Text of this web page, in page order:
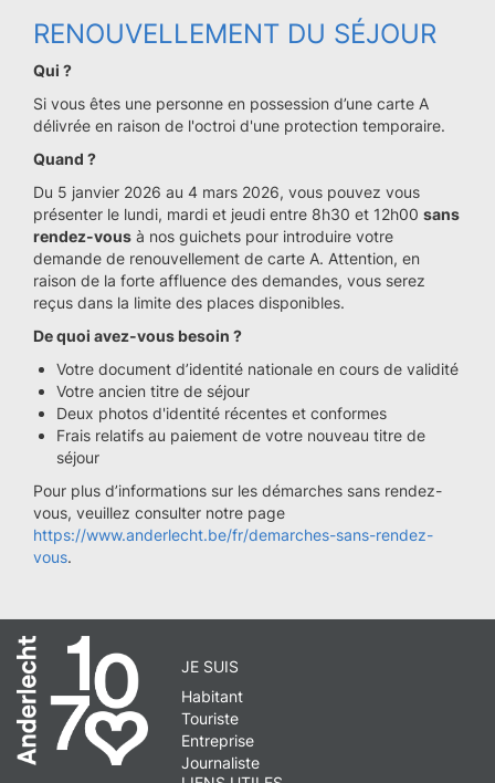
RENOUVELLEMENT DU SÉJOUR
Qui ?
Si vous êtes une personne en possession d’une carte A
délivrée en raison de l'octroi d'une protection temporaire.
Quand ?
Du 5 janvier 2026 au 4 mars 2026, vous pouvez vous
présenter le lundi, mardi et jeudi entre 8h30 et 12h00 sans
rendez-vous à nos guichets pour introduire votre
demande de renouvellement de carte A. Attention, en
raison de la forte affluence des demandes, vous serez
reçus dans la limite des places disponibles.
De quoi avez-vous besoin ?
Votre document d’identité nationale en cours de validité
Votre ancien titre de séjour
Deux photos d'identité récentes et conformes
Frais relatifs au paiement de votre nouveau titre de
séjour
Pour plus d’informations sur les démarches sans rendez-
vous, veuillez consulter notre page
https://www.anderlecht.be/fr/demarches-sans-rendez-
vous.
JE SUIS
Habitant
Touriste
Entreprise
Journaliste